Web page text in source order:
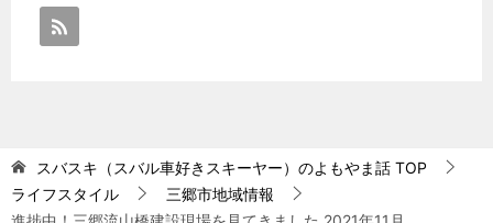
スバスキ（スバル車好きスキーヤー）のよもやま話 TOP
ライフスタイル
三郷市地域情報